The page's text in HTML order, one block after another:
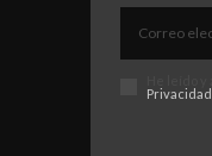
Privacidad